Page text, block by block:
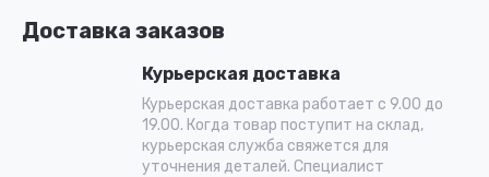
Доставка заказов
Курьерская доставка
Курьерская доставка работает с 9.00 до
19.00. Когда товар поступит на склад,
курьерская служба свяжется для
уточнения деталей. Специалист